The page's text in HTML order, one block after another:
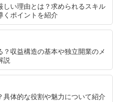
しい理由とは？求められるスキル
くポイントを紹介
？収益構造の基本や独立開業のメ
説
具体的な役割や魅力について紹介